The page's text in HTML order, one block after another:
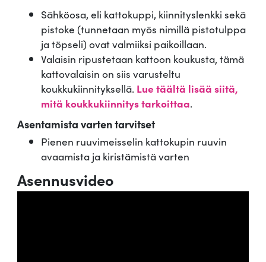
Sähköosa, eli kattokuppi, kiinnityslenkki sekä
pistoke (tunnetaan myös nimillä pistotulppa
ja töpseli) ovat valmiiksi paikoillaan.
Valaisin ripustetaan kattoon koukusta, tämä
kattovalaisin on siis varusteltu
koukkukiinnityksellä. Lue täältä lisää siitä,
mitä koukkukiinnitys tarkoittaa.
Asentamista varten tarvitset
Pienen ruuvimeisselin kattokupin ruuvin
avaamista ja kiristämistä varten
Asennusvideo